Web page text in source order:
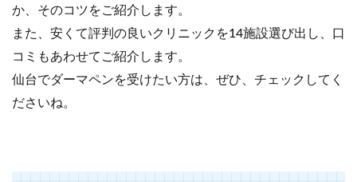
か、そのコツをご紹介します。
また、安くて評判の良いクリニックを14施設選び出し、口
コミもあわせてご紹介します。
仙台でダーマペンを受けたい方は、ぜひ、チェックしてく
ださいね。